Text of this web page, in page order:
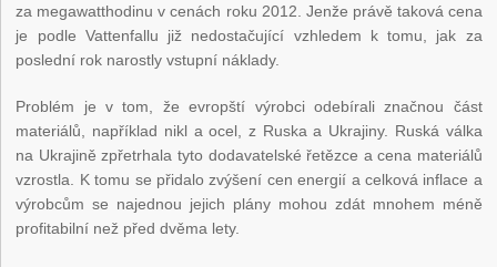
za megawatthodinu v cenách roku 2012. Jenže právě taková cena
je podle Vattenfallu již nedostačující vzhledem k tomu, jak za
poslední rok narostly vstupní náklady.
Problém je v tom, že evropští výrobci odebírali značnou část
materiálů, například nikl a ocel, z Ruska a Ukrajiny. Ruská válka
na Ukrajině zpřetrhala tyto dodavatelské řetězce a cena materiálů
vzrostla. K tomu se přidalo zvýšení cen energií a celková inflace a
výrobcům se najednou jejich plány mohou zdát mnohem méně
profitabilní než před dvěma lety.